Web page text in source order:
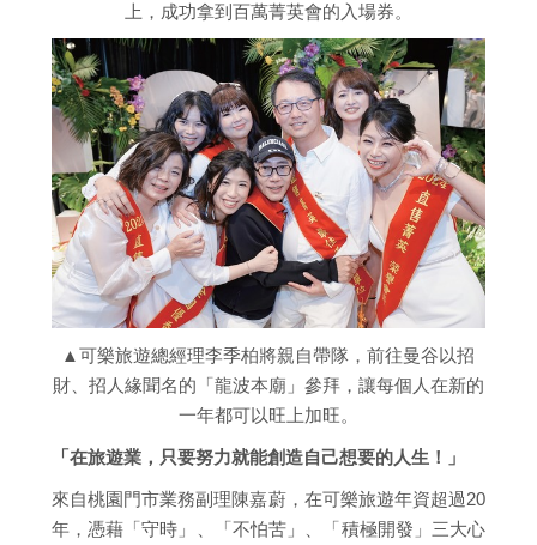
上，成功拿到百萬菁英會的入場券。
▲可樂旅遊總經理李季柏將親自帶隊，前往曼谷以招
財、招人緣聞名的「龍波本廟」參拜，讓每個人在新的
一年都可以旺上加旺。
「在旅遊業，只要努力就能創造自己想要的人生！」
來自桃園門市業務副理陳嘉蔚，在可樂旅遊年資超過20
年，憑藉「守時」、「不怕苦」、「積極開發」三大心